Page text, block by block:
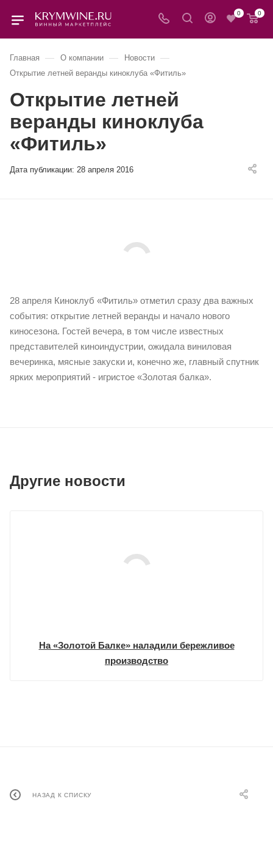
0 0
Главная — О компании — Новости —
Открытие летней веранды киноклуба «Фитиль»
Открытие летней
веранды киноклуба
«Фитиль»
Дата публикации: 28 апреля 2016
28 апреля Киноклуб «Фитиль» отметил сразу два важных
события: открытие летней веранды и начало нового
киносезона. Гостей вечера, в том числе известных
представителей киноиндустрии, ожидала виниловая
вечеринка, мясные закуски и, конечно же, главный спутник
ярких мероприятий - игристое «Золотая балка».
Другие новости
На «Золотой Балке» наладили бережливое
производство
НАЗАД К СПИСКУ